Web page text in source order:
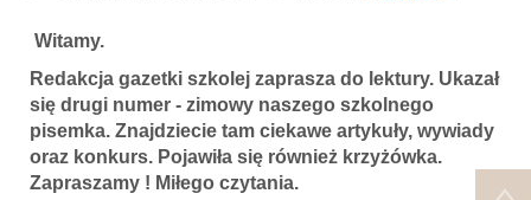
Witamy.
Redakcja gazetki szkolej zaprasza do lektury. Ukazał
się drugi numer - zimowy naszego szkolnego
pisemka. Znajdziecie tam ciekawe artykuły, wywiady
oraz konkurs. Pojawiła się również krzyżówka.
Zapraszamy ! Miłego czytania.